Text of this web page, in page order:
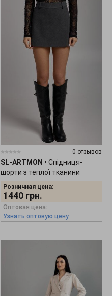
0 отзывов
SL-ARTMON • Спідниця-
шорти з теплої тканини
кольору графіт 270.1
Розничная цена:
1440 грн.
Оптовая цена:
Узнать оптовую цену